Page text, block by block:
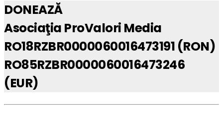
DONEAZĂ
Asociaţia ProValori Media
RO18RZBR0000060016473191 (RON)
RO85RZBR0000060016473246
(EUR)